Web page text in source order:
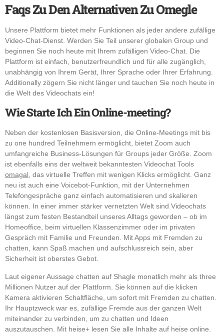
Faqs Zu Den Alternativen Zu Omegle
Unsere Plattform bietet mehr Funktionen als jeder andere zufällige
Video-Chat-Dienst. Werden Sie Teil unserer globalen Group und
beginnen Sie noch heute mit Ihrem zufälligen Video-Chat. Die
Plattform ist einfach, benutzerfreundlich und für alle zugänglich,
unabhängig von Ihrem Gerät, Ihrer Sprache oder Ihrer Erfahrung.
Additionally zögern Sie nicht länger und tauchen Sie noch heute in
die Welt des Videochats ein!
Wie Starte Ich Ein Online-meeting?
Neben der kostenlosen Basisversion, die Online-Meetings mit bis
zu one hundred Teilnehmern ermöglicht, bietet Zoom auch
umfangreiche Business-Lösungen für Groups jeder Größe. Zoom
ist ebenfalls eins der weltweit bekanntesten Videochat Tools
omagal , das virtuelle Treffen mit wenigen Klicks ermöglicht. Ganz
neu ist auch eine Voicebot-Funktion, mit der Unternehmen
Telefongespräche ganz einfach automatisieren und skalieren
können. In einer immer stärker vernetzten Welt sind Videochats
längst zum festen Bestandteil unseres Alltags geworden – ob im
Homeoffice, beim virtuellen Klassenzimmer oder im privaten
Gespräch mit Familie und Freunden. Mit Apps mit Fremden zu
chatten, kann Spaß machen und aufschlussreich sein, aber
Sicherheit ist oberstes Gebot.
Laut eigener Aussage chatten auf Shagle monatlich mehr als three
Millionen Nutzer auf der Plattform. Sie können auf die klicken
Kamera aktivieren Schaltfläche, um sofort mit Fremden zu chatten.
Ihr Hauptzweck war es, zufällige Fremde aus der ganzen Welt
miteinander zu verbinden, um zu chatten und Ideen
auszutauschen. Mit heise+ lesen Sie alle Inhalte auf heise online.